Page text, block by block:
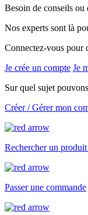
Besoin de conseils
Nos experts sont là
Connectez-vous pour
Je crée un compte Je
Sur quel sujet
Créer / Gérer mon
Rechercher un
Passer une commande